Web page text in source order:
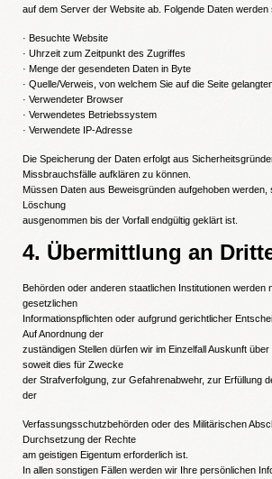
auf dem Server der Website ab. Folgende Daten werden
· Besuchte Website
· Uhrzeit zum Zeitpunkt des Zugriffes
· Menge der gesendeten Daten in Byte
· Quelle/Verweis, von welchem Sie auf die Seite
· Verwendeter Browser
· Verwendetes Betriebssystem
· Verwendete IP-Adresse
Die Speicherung der Daten erfolgt aus
Missbrauchsfälle aufklären zu können.
Müssen Daten aus Beweisgründen aufgehoben werden,
Löschung
ausgenommen bis der Vorfall endgültig geklärt ist.
4. Übermittlung an
Behörden oder anderen staatlichen Institutionen werden
gesetzlichen
Informationspflichten oder aufgrund gerichtlicher
Auf Anordnung der
zuständigen Stellen dürfen wir im Einzelfall Auskunft über
soweit dies für Zwecke
der Strafverfolgung, zur Gefahrenabwehr, zur Erfüllung
der
Verfassungsschutzbehörden oder des Militärischen
Durchsetzung der Rechte
am geistigen Eigentum erforderlich ist.
In allen sonstigen Fällen werden wir Ihre persönlichen